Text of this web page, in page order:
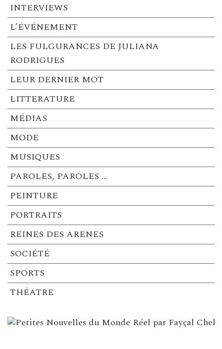
INTERVIEWS
L’ÉVÉNEMENT
LES FULGURANCES DE JULIANA
RODRIGUES
LEUR DERNIER MOT
LITTERATURE
MÉDIAS
MODE
MUSIQUES
PAROLES, PAROLES …
PEINTURE
PORTRAITS
REINES DES ARENES
SOCIÉTÉ
SPORTS
THÉATRE